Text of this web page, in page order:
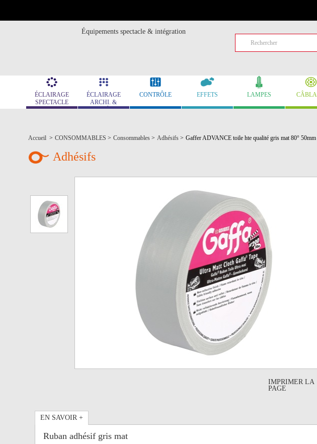
Équipements spectacle & intégration
ÉCLAIRAGE
SPECTACLE
ÉCLAIRAGE
ARCHI. &
MUSÉO.
CONTRÔLE EFFETS LAMPES
Accueil > CONSOMMABLES > Consommables > Adhésifs > Gaffer ADVANCE toile hte qualité gris mat 80°
Adhésifs
IMPRIMER LA
PAGE
EN SAVOIR +
Ruban adhésif gris mat